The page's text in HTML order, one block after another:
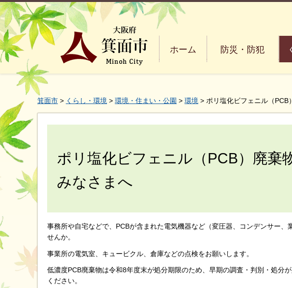
大阪府箕面市 Minoh
ホーム 防災・防犯
箕面市 > くらし・環境 > 環境・住まい・公園 > 環境 > ポリ塩化ビフェニル（
ポリ塩化ビフェニル（PCB）廃棄
みなさまへ
事務所や自宅などで、PCBが含まれた電気機器など（変圧器、コンデンサー、
せんか。
事業所の電気室、キュービクル、倉庫などの点検をお願いします。
低濃度PCB廃棄物は令和8年度末が処分期限のため、早期の調査・判別・処分
ください。